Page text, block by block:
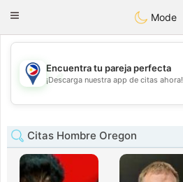
Philippines
Toggle
Mode
💖
💕
Encuentra tu pareja perfecta
¡Descarga nuestra app de citas ahora!
Citas Hombre Oregon